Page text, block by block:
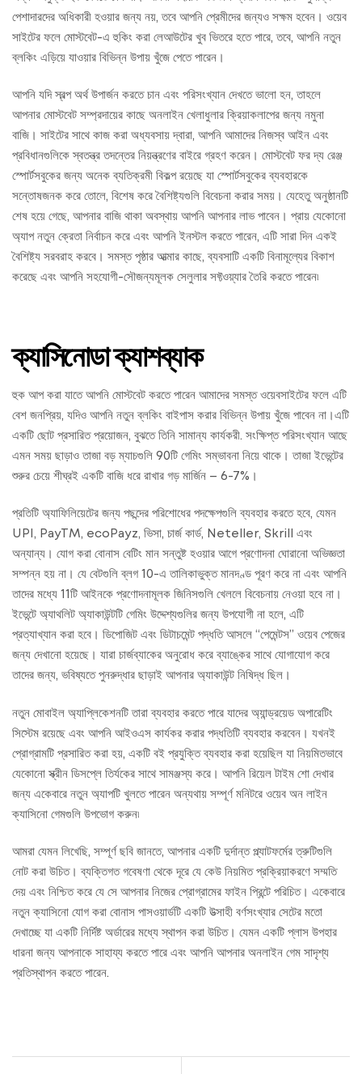
পেশাদারদের অধিকারী হওয়ার জন্য নয়, তবে আপনি প্রেমীদের জন্যও সক্ষম হবেন। ওয়েব
সাইটের ফলে মোস্টবেট-এ হুকিং করা লেআউটের খুব ভিতরে হতে পারে, তবে, আপনি নতুন
ব্লকিং এড়িয়ে যাওয়ার বিভিন্ন উপায় খুঁজে পেতে পারেন।
আপনি যদি স্বল্প অর্থ উপার্জন করতে চান এবং পরিসংখ্যান দেখতে ভালো হন, তাহলে
আপনার মোস্টবেট সম্প্রদায়ের কাছে অনলাইন খেলাধুলার ক্রিয়াকলাপের জন্য নমুনা
বাজি। সাইটের সাথে কাজ করা অধ্যবসায় দ্বারা, আপনি আমাদের নিজস্ব আইন এবং
প্রবিধানগুলিকে স্বতন্ত্র তদন্তের নিয়ন্ত্রণের বাইরে গ্রহণ করেন। মোস্টবেট ফর দ্য রেঞ্জ
স্পোর্টসবুকের জন্য অনেক ব্যতিক্রমী বিকল্প রয়েছে যা স্পোর্টসবুকের ব্যবহারকে
সন্তোষজনক করে তোলে, বিশেষ করে বৈশিষ্ট্যগুলি বিবেচনা করার সময়। যেহেতু অনুষ্ঠানটি
শেষ হয়ে গেছে, আপনার বাজি থাকা অবস্থায় আপনি আপনার লাভ পাবেন। প্রায় যেকোনো
অ্যাপ নতুন ক্রেতা নির্বাচন করে এবং আপনি ইনস্টল করতে পারেন, এটি সারা দিন একই
বৈশিষ্ট্য সরবরাহ করবে। সমস্ত পৃষ্ঠার আত্মার কাছে, ব্যবসাটি একটি বিনামূল্যের বিকাশ
করেছে এবং আপনি সহযোগী-সৌজন্যমূলক সেলুলার সফ্টওয়্যার তৈরি করতে পারেন৷
ক্যাসিনোডা ক্যাশব্যাক
হুক আপ করা যাতে আপনি মোস্টবেট করতে পারেন আমাদের সমস্ত ওয়েবসাইটের ফলে এটি
বেশ জনপ্রিয়, যদিও আপনি নতুন ব্লকিং বাইপাস করার বিভিন্ন উপায় খুঁজে পাবেন না।এটি
একটি ছোট প্রসারিত প্রয়োজন, বুঝতে তিনি সামান্য কার্যকরী. সংক্ষিপ্ত পরিসংখ্যান আছে
এমন সময় ছাড়াও তাজা বড় ম্যাচগুলি 90টি গেমিং সম্ভাবনা নিয়ে থাকে। তাজা ইভেন্টের
শুরুর চেয়ে শীঘ্রই একটি বাজি ধরে রাখার গড় মার্জিন – 6-7%।
প্রতিটি অ্যাফিলিয়েটের জন্য পছন্দের পরিশোধের পদক্ষেপগুলি ব্যবহার করতে হবে, যেমন
UPI, PayTM, ecoPayz, ভিসা, চার্জ কার্ড, Neteller, Skrill এবং
অন্যান্য। যোগ করা বোনাস বেটিং মান সন্তুষ্ট হওয়ার আগে প্রণোদনা ঘোরানো অভিজ্ঞতা
সম্পন্ন হয় না। যে বেটগুলি ব্লগ 10-এ তালিকাভুক্ত মানদণ্ড পূরণ করে না এবং আপনি
তাদের মধ্যে 11টি আইনকে প্রণোদনামূলক জিনিসগুলি খেললে বিবেচনায় নেওয়া হবে না।
ইভেন্টে অ্যাথলিট অ্যাকাউন্টটি গেমিং উদ্দেশ্যগুলির জন্য উপযোগী না হলে, এটি
প্রত্যাখ্যান করা হবে। ডিপোজিট এবং ডিটাচমেন্ট পদ্ধতি আসলে “পেমেন্টস” ওয়েব পেজের
জন্য দেখানো হয়েছে। যারা চার্জব্যাকের অনুরোধ করে ব্যাঙ্কের সাথে যোগাযোগ করে
তাদের জন্য, ভবিষ্যতে পুনরুদ্ধার ছাড়াই আপনার অ্যাকাউন্ট নিষিদ্ধ ছিল।
নতুন মোবাইল অ্যাপ্লিকেশনটি তারা ব্যবহার করতে পারে যাদের অ্যান্ড্রয়েড অপারেটিং
সিস্টেম রয়েছে এবং আপনি আইওএস কার্যকর করার পদ্ধতিটি ব্যবহার করবেন। যখনই
প্রোগ্রামটি প্রসারিত করা হয়, একটি বই প্রযুক্তি ব্যবহার করা হয়েছিল যা নিয়মিতভাবে
যেকোনো স্ক্রীন ডিসপ্লে তির্যকের সাথে সামঞ্জস্য করে। আপনি রিয়েল টাইম শো দেখার
জন্য একেবারে নতুন অ্যাপটি খুলতে পারেন অন্যথায় সম্পূর্ণ মনিটরে ওয়েব অন লাইন
ক্যাসিনো গেমগুলি উপভোগ করুন৷
আমরা যেমন লিখেছি, সম্পূর্ণ ছবি জানতে, আপনার একটি দুর্দান্ত প্ল্যাটফর্মের ত্রুটিগুলি
নোট করা উচিত। ব্যক্তিগত গবেষণা থেকে দূরে যে কেউ নিয়মিত প্রক্রিয়াকরণে সম্মতি
দেয় এবং নিশ্চিত করে যে সে আপনার নিজের প্রোগ্রামের ফাইন প্রিন্টে পরিচিত। একেবারে
নতুন ক্যাসিনো যোগ করা বোনাস পাসওয়ার্ডটি একটি উত্সাহী বর্ণসংখ্যার সেটের মতো
দেখাচ্ছে যা একটি নির্দিষ্ট অর্ডারের মধ্যে স্থাপন করা উচিত। যেমন একটি প্লাস উপহার
ধারনা জন্য আপনাকে সাহায্য করতে পারে এবং আপনি আপনার অনলাইন গেম সাদৃশ্য
প্রতিস্থাপন করতে পারেন.